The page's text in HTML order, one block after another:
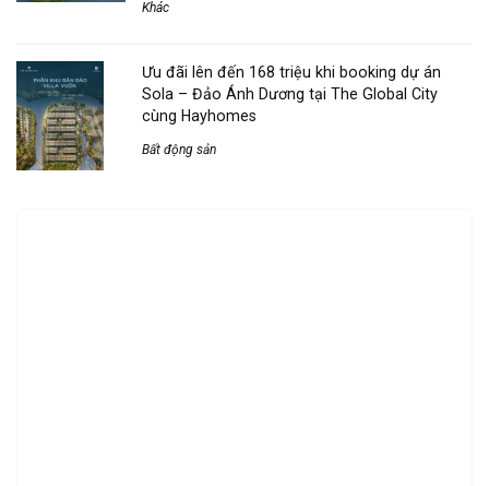
Khác
Ưu đãi lên đến 168 triệu khi booking dự án
Sola – Đảo Ánh Dương tại The Global City
cùng Hayhomes
Bất động sản